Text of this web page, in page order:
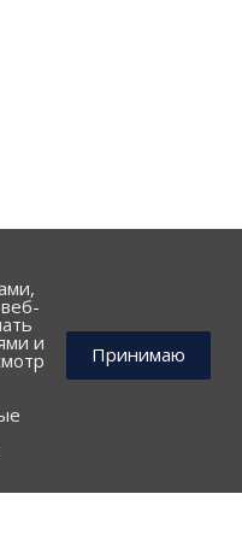
и Принимаю